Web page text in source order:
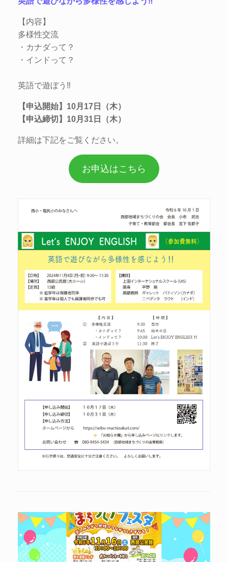
【内容】
多様性交流
・カナダって？
・インドって？
英語で遊ぼう‼
【申込開始】10月17日（木）
【申込締切】10月31日（木）
詳細は下記をご覧ください。
お申込はこちら